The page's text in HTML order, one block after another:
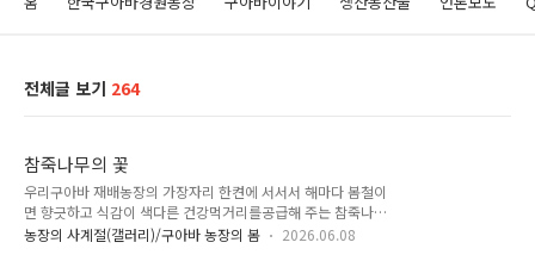
전체글 보기 264
참죽나무의 꽃
우리구아바 재배농장의 가장자리 한켠에 서서서 해마다 봄철이
면 향긋하고 식감이 색다른 건강먹거리를공급해 주는 참죽나무
가 올해는 꽃을 엄청나게 피웠네요.평생 한번도 실물을 보지못한
농장의 사계절(갤러리)/구아바 농장의 봄 2026.06.08